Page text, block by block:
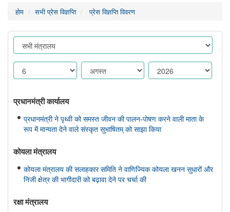
होम सभी प्रेस विज्ञप्ति प्रेस विज्ञप्ति विवरण
प्रधानमंत्री कार्यालय
प्रधानमंत्री ने पृथ्वी को समस्त जीवन की पालन-पोषण करने वाली माता के
रूप में मान्यता देने वाले संस्कृत सुभाषितम् को साझा किया
कोयला मंत्रालय
कोयला मंत्रालय की सलाहकार समिति ने वाणिज्यिक कोयला खनन सुधारों और
निजी क्षेत्र की भागीदारी को बढ़ावा देने पर चर्चा की
रक्षा मंत्रालय